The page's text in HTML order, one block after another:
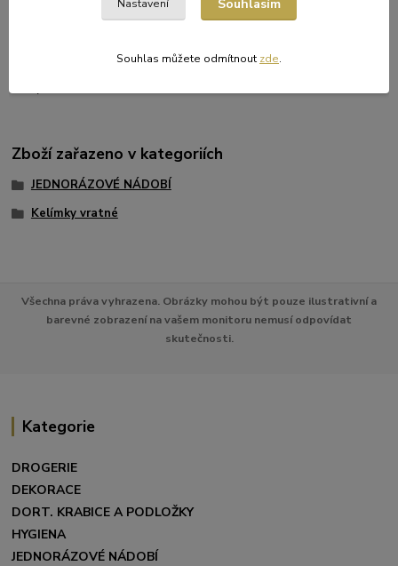
Rozměry: O dna 49 mm, O hrdla 70 mm, výška 92 mm, tloušťka
Zboží zařazeno v kategoriích
JEDNORÁZOVÉ NÁDOBÍ
Kelímky vratné
Všechna práva vyhrazena. Obrázky mohou být pouze ilustrativní a
barevné zobrazení na vašem monitoru nemusí odpovídat
skutečnosti.
Kategorie
DROGERIE
DEKORACE
DORT. KRABICE A PODLOŽKY
HYGIENA
JEDNORÁZOVÉ NÁDOBÍ
Nastavení Souhlasím
Souhlas můžete odmítnout zde.